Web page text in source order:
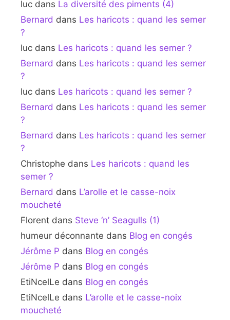
luc dans La diversité des piments (4)
Bernard dans Les haricots : quand les semer
?
luc dans Les haricots : quand les semer ?
Bernard dans Les haricots : quand les semer
?
luc dans Les haricots : quand les semer ?
Bernard dans Les haricots : quand les semer
?
Bernard dans Les haricots : quand les semer
?
Christophe dans Les haricots : quand les
semer ?
Bernard dans L’arolle et le casse-noix
moucheté
Florent dans Steve ‘n’ Seagulls (1)
humeur déconnante dans Blog en congés
Jérôme P dans Blog en congés
Jérôme P dans Blog en congés
EtiNcelLe dans Blog en congés
EtiNcelLe dans L’arolle et le casse-noix
moucheté